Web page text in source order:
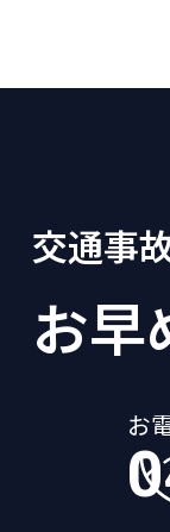
交通事
お早
お